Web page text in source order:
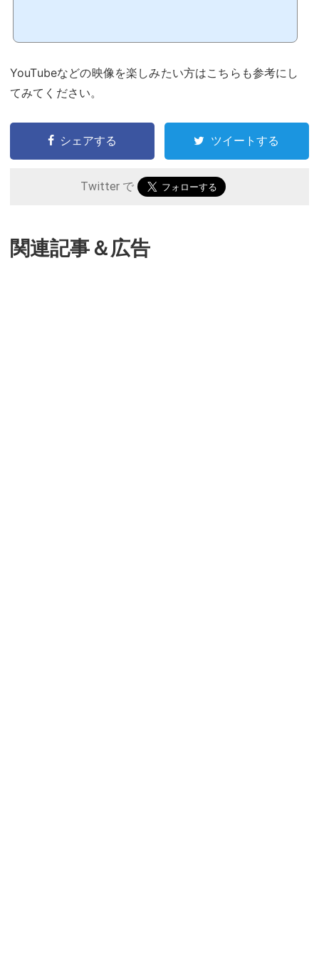
YouTubeなどの映像を楽しみたい方はこちらも参考にし
てみてください。
シェアする ツイートする
Twitter で
関連記事＆広告